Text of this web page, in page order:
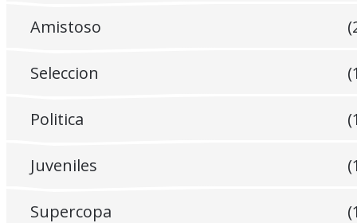
Amistoso
Seleccion
Politica
Juveniles
Supercopa